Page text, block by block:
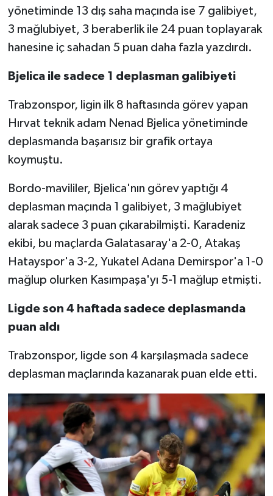
yönetiminde 13 dış saha maçında ise 7 galibiyet,
3 mağlubiyet, 3 beraberlik ile 24 puan toplayarak
hanesine iç sahadan 5 puan daha fazla yazdırdı.
Bjelica ile sadece 1 deplasman galibiyeti
Trabzonspor, ligin ilk 8 haftasında görev yapan
Hırvat teknik adam Nenad Bjelica yönetiminde
deplasmanda başarısız bir grafik ortaya
koymuştu.
Bordo-mavililer, Bjelica'nın görev yaptığı 4
deplasman maçında 1 galibiyet, 3 mağlubiyet
alarak sadece 3 puan çıkarabilmişti. Karadeniz
ekibi, bu maçlarda Galatasaray'a 2-0, Atakaş
Hatayspor'a 3-2, Yukatel Adana Demirspor'a 1-0
mağlup olurken Kasımpaşa'yı 5-1 mağlup etmişti.
Ligde son 4 haftada sadece deplasmanda
puan aldı
Trabzonspor, ligde son 4 karşılaşmada sadece
deplasman maçlarında kazanarak puan elde etti.